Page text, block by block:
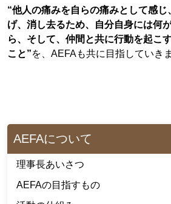
“他人の痛みを自らの痛みとして感じ
げ、消し去るため、自分自身には何
ら、そして、仲間と共に行動を起こ
こと”を、AEFAも共に目指していきま
AEFAについて
理事長あいさつ
AEFAの目指すもの